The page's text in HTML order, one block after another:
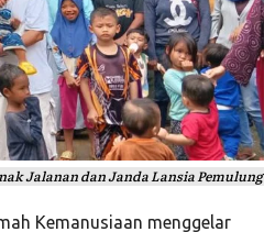
Jalanan dan Janda Lansia Pemulung
Kemanusiaan menggelar